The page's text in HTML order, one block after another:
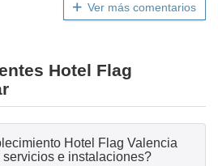
Ver más comentarios
Hotel Flag
Hotel Flag Valencia
servicios e instalaciones?